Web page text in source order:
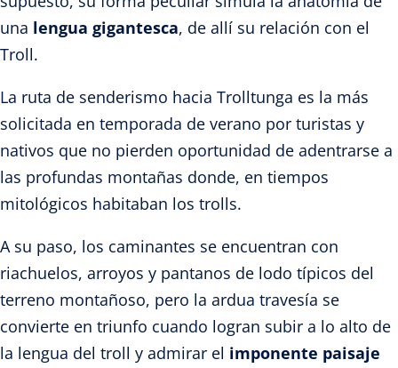
una lengua gigantesca, de allí su relación con el
Troll.
La ruta de senderismo hacia Trolltunga es la más
solicitada en temporada de verano por turistas y
nativos que no pierden oportunidad de adentrarse a
las profundas montañas donde, en tiempos
mitológicos habitaban los trolls.
A su paso, los caminantes se encuentran con
riachuelos, arroyos y pantanos de lodo típicos del
terreno montañoso, pero la ardua travesía se
convierte en triunfo cuando logran subir a lo alto de
la lengua del troll y admirar el imponente paisaje